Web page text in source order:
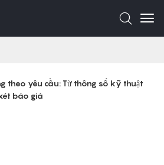
theo yêu cầu: Từ thông số kỹ thuật
báo giá